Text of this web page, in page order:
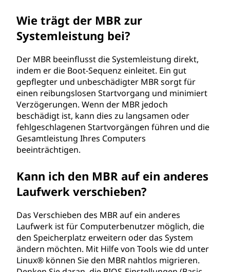
Wie trägt der MBR zur
Systemleistung bei?
Der MBR beeinflusst die Systemleistung direkt,
indem er die Boot-Sequenz einleitet. Ein gut
gepflegter und unbeschädigter MBR sorgt für
einen reibungslosen Startvorgang und minimiert
Verzögerungen. Wenn der MBR jedoch
beschädigt ist, kann dies zu langsamen oder
fehlgeschlagenen Startvorgängen führen und die
Gesamtleistung Ihres Computers
beeinträchtigen.
Kann ich den MBR auf ein anderes
Laufwerk verschieben?
Das Verschieben des MBR auf ein anderes
Laufwerk ist für Computerbenutzer möglich, die
den Speicherplatz erweitern oder das System
ändern möchten. Mit Hilfe von Tools wie dd unter
Linux® können Sie den MBR nahtlos migrieren.